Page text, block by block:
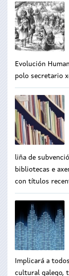
Evolución
polo secretario
liña de
bibliotecas e
con títulos
Implicará a
cultural galego,